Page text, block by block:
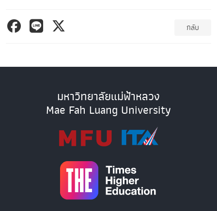
กลับ
มหาวิทยาลัยแม่ฟ้าหลวง
Mae Fah Luang University